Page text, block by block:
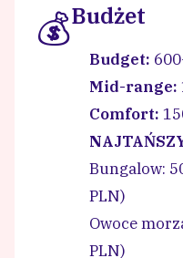
💰Budżet
Budget:
Mid-range:
Comfort:
Bungalow:
PLN)
Owoce
PLN)